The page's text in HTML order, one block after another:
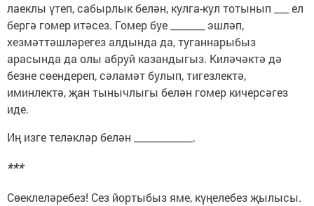
лаеклы үтеп, сабырлык белән, кулга-кул тотынып ___ ел
бергә гомер итәсез. Гомер буе _______ эшләп,
хезмәттәшләрегез алдында да, туганнарыбыз
арасында да олы абруй казандыгыз. Киләчәктә дә
безне сөендереп, сәламәт булып, тигезлектә,
иминлектә, җан тынычлыгы белән гомер кичерсәгез
иде.
Иң изге теләкләр белән ____________.
***
Сөеклеләребез! Сез йортыбыз яме, күңелебез җылысы.